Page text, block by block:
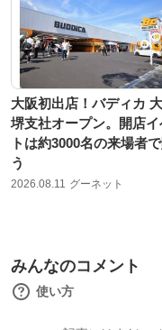
大阪初出店！バディカ
堺支社オープン。開店
トは約3000名の来場者
う
2026.08.11 グーネット
みんなのコメント
使い方